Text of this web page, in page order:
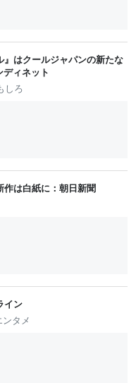
』はクールジャパンの新たな
ィネット
しろ
は白紙に：朝日新聞
イン
ンタメ